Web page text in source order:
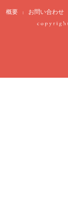
概要 | お問い合わせ